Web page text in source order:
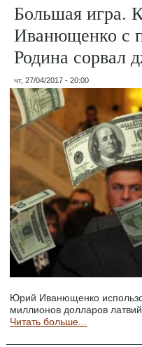
Большая игра.
Иванющенко с
Родина сорвал
чт, 27/04/2017 - 20:00
Юрий Иванющенко
миллионов долларов
Читать больше...